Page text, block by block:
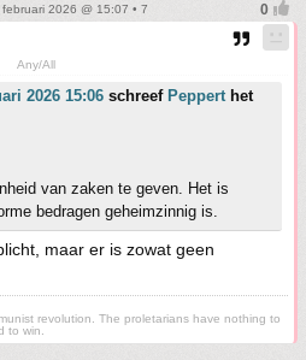
2026 @ 15:07 • 7
Any/All
2026 15:06 schreef Pepperthet
van zaken te geven. Het is
bedragen geheimzinnig is.
maar er is zowat geen
revolution. The proletarians have nothing to
to win.